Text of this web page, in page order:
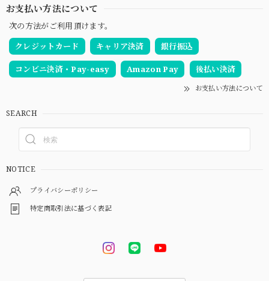
お支払い方法について
次の方法がご利用頂けます。
クレジットカード
キャリア決済 銀行振込
コンビニ決済・Pay-easy Amazon Pay 後払い決済
お支払い方法について
SEARCH
NOTICE
プライバシーポリシー
特定商取引法に基づく表記